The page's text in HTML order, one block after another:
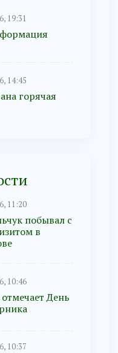
19:31
14:45
горячая
11:20
побывал с
в
10:46
День
10:37